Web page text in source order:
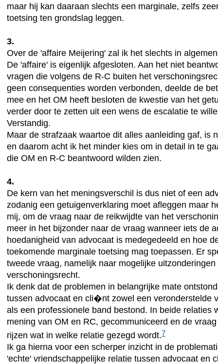
maar hij kan daaraan slechts een marginale, zelfs
toetsing ten grondslag leggen.
3.
Over de 'affaire Meijering' zal ik het slechts in
De 'affaire' is eigenlijk afgesloten. Aan het niet
vragen die volgens de R-C buiten het
geen consequenties worden verbonden, deelde de
mee en het OM heeft besloten de kwestie van het
verder door te zetten uit een wens de escalatie te
Verstandig.
Maar de strafzaak waartoe dit alles aanleiding gaf, is
en daarom acht ik het minder kies om in detail in te
die OM en R-C beantwoord wilden zien.
4.
De kern van het meningsverschil is dus niet of een
zodanig een getuigenverklaring moet afleggen maar
mij, om de vraag naar de reikwijdte van het
meer in het bijzonder naar de vraag wanneer iets de
hoedanigheid van advocaat is medegedeeld en hoe
toekomende marginale toetsing mag toepassen. Er
tweede vraag, namelijk naar mogelijke uitzonderingen
verschoningsrecht.
Ik denk dat de problemen in belangrijke mate
tussen advocaat en cli�nt zowel een veronderstelde
als een professionele band bestond. In beide relaties
mening van OM en RC, gecommuniceerd en de
rijzen wat in welke relatie gezegd wordt.7
Ik ga hierna voor een scherper inzicht in de
'echte' vriendschappelijke relatie tussen advocaat en